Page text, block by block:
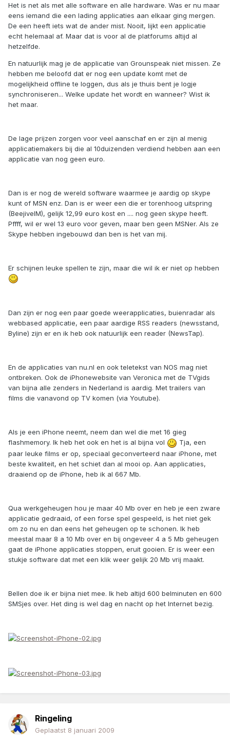
Het is net als met alle software en alle hardware. Was er nu maar
eens iemand die een lading applicaties aan elkaar ging mergen.
De een heeft iets wat de ander mist. Nooit, lijkt een applicatie
echt helemaal af. Maar dat is voor al de platforums altijd al
hetzelfde.
En natuurlijk mag je de applicatie van Grounspeak niet missen. Ze
hebben me beloofd dat er nog een update komt met de
mogelijkheid offline te loggen, dus als je thuis bent je logje
synchroniseren... Welke update het wordt en wanneer? Wist ik
het maar.
De lage prijzen zorgen voor veel aanschaf en er zijn al menig
applicatiemakers bij die al 10duizenden verdiend hebben aan een
applicatie van nog geen euro.
Dan is er nog de wereld software waarmee je aardig op skype
kunt of MSN enz. Dan is er weer een die er torenhoog uitspring
(BeejiveIM), gelijk 12,99 euro kost en .... nog geen skype heeft.
Pffff, wil er wel 13 euro voor geven, maar ben geen MSNer. Als ze
Skype hebben ingebouwd dan ben is het van mij.
Er schijnen leuke spellen te zijn, maar die wil ik er niet op hebben
Dan zijn er nog een paar goede weerapplicaties, buienradar als
webbased applicatie, een paar aardige RSS readers (newsstand,
Byline) zijn er en ik heb ook natuurlijk een reader (NewsTap).
En de applicaties van nu.nl en ook teletekst van NOS mag niet
ontbreken. Ook de iPhonewebsite van Veronica met de TVgids
van bijna alle zenders in Nederland is aardig. Met trailers van
films die vanavond op TV komen (via Youtube).
Als je een iPhone neemt, neem dan wel die met 16 gieg
flashmemory. Ik heb het ook en het is al bijna vol
Tja, een
paar leuke films er op, speciaal geconverteerd naar iPhone, met
beste kwaliteit, en het schiet dan al mooi op. Aan applicaties,
draaiend op de iPhone, heb ik al 667 Mb.
Qua werkgeheugen hou je maar 40 Mb over en heb je een zware
applicatie gedraaid, of een forse spel gespeeld, is het niet gek
om zo nu en dan eens het geheugen op te schonen. Ik heb
meestal maar 8 a 10 Mb over en bij ongeveer 4 a 5 Mb geheugen
gaat de iPhone applicaties stoppen, eruit gooien. Er is weer een
stukje software dat met een klik weer gelijk 20 Mb vrij maakt.
Bellen doe ik er bijna niet mee. Ik heb altijd 600 belminuten en 600
SMSjes over. Het ding is wel dag en nacht op het Internet bezig.
Ringeling
Geplaatst 8 januari 2009